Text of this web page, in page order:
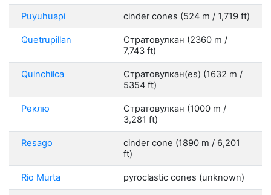
Puyuhuapi cinder cones (524 m / 1,719 ft)
Quetrupillan
Стратовулкан (2360 m /
7,743 ft)
Quinchilca
Стратовулкан(es) (1632 m /
5354 ft)
Реклю
Стратовулкан (1000 m /
3,281 ft)
Resago
cinder cone (1890 m / 6,201
ft)
Rio Murta pyroclastic cones (unknown)